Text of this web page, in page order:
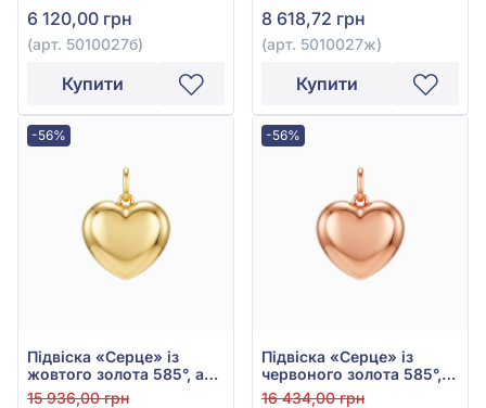
6 120,00 грн
(арт. 5010027б)
Купити
8 618,72 грн
(арт. 5010027ж)
Купити
-56%
Підвіска «Серце» із
жовтого золота 585°, арт.
5010025ж
15 936,00 грн
-56%
Підвіска «Серце» із
червоного золота 585°,
арт. 5010025
16 434,00 грн